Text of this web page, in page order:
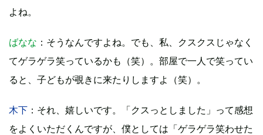
よね。
ばなな ：そうなんですよね。でも、私、クスクスじゃなく
てゲラゲラ笑っているかも（笑）。部屋で一人で笑ってい
ると、子どもが覗きに来たりしますよ（笑）。
木下 ：それ、嬉しいです。「クスっとしました」って感想
をよくいただくんですが、僕としては「ゲラゲラ笑わせた